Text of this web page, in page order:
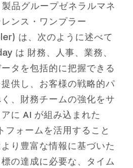
品グループゼネラルマネ
ンス・ワンプラー
は、次のように述べて
は 財務、人事、業務、
タを包括的に把握できる
供し、お客様の戦略的パ
、財務チームの強化をサ
に AI が組み込まれた
ォームを活用すること
り豊富な情報に基づいた
の達成に必要な、タイム